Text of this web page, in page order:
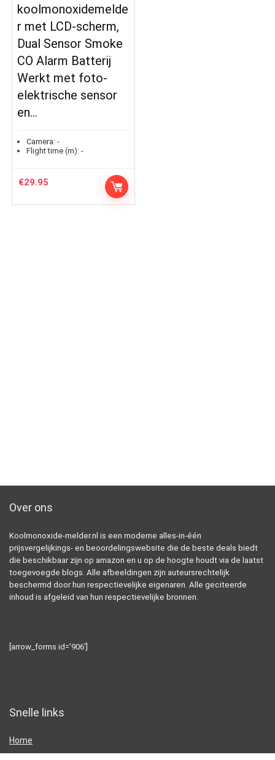
koolmonoxidemelde
r met LCD-scherm,
Dual Sensor Smoke
CO Alarm Batterij
Werkt met foto-
elektrische sensor
en…
Camera: -
Flight time (m): -
€29.95
Over ons
Koolmonoxide-melder.nl is een moderne alles-in-één
prijsvergelijkings- en beoordelingswebsite die de beste deals biedt
die beschikbaar zijn op amazon en u op de hoogte houdt via de laatst
toegevoegde blogs. Alle afbeeldingen zijn auteursrechtelijk
beschermd door hun respectievelijke eigenaren. Alle geciteerde
inhoud is afgeleid van hun respectievelijke bronnen.
[arrow_forms id=’906′]
Snelle links
Home